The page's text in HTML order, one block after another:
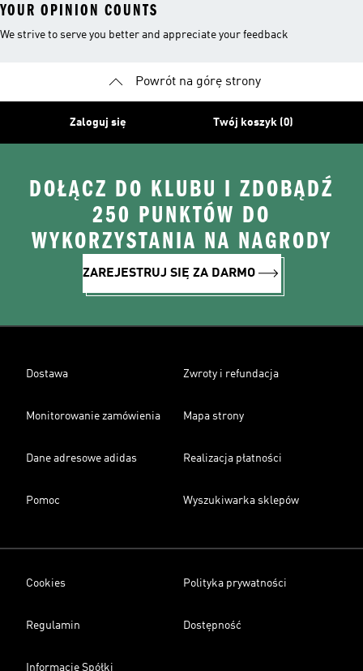
YOUR OPINION COUNTS
We strive to serve you better and appreciate your feedback
Powrót na górę strony
Zaloguj się Twój koszyk (0)
DOŁĄCZ DO KLUBU I ZDOBĄDŹ
250 PUNKTÓW DO
WYKORZYSTANIA NA NAGRODY
ZAREJESTRUJ SIĘ ZA DARMO
Dostawa Zwroty i refundacja
Monitorowanie zamówienia Mapa strony
Dane adresowe adidas Realizacja płatności
Pomoc Wyszukiwarka sklepów
Cookies Polityka prywatności
Regulamin Dostępność
Informacje Spółki